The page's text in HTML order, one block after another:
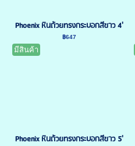
Phoenix หินถ้วยทรงกระบอกสีขาว 4'
฿647
มีสินค้า
Phoenix หินถ้วยทรงกระบอกสีขาว 5'